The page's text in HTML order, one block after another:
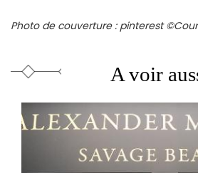
Photo de couverture : pinterest
A voir